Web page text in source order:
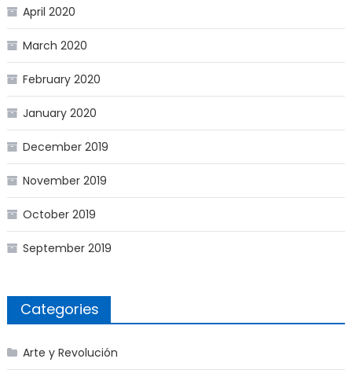
April 2020
March 2020
February 2020
January 2020
December 2019
November 2019
October 2019
September 2019
Categories
Arte y Revolución